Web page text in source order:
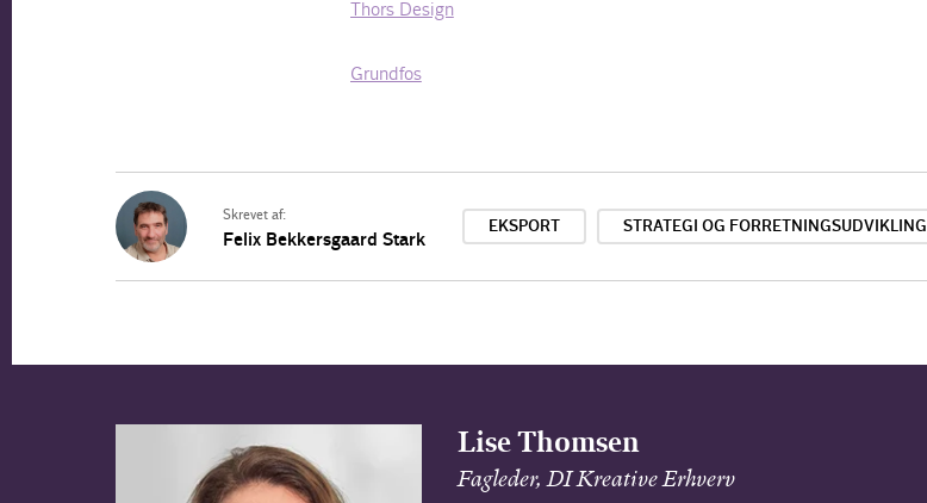
Thors Design
Grundfos
Skrevet af:
Felix Bekkersgaard Stark
EKSPORT STRATEGI OG FORRETNINGSUDVIKLING
Lise Thomsen
Fagleder, DI Kreative Erhverv